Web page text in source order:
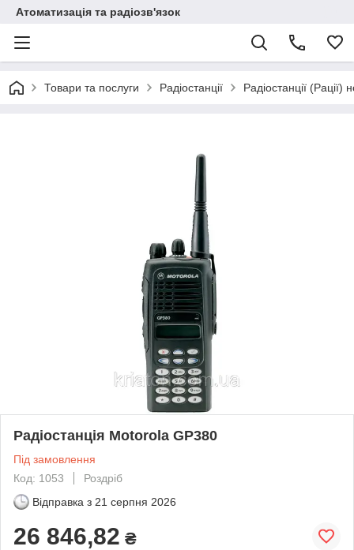
Атоматизація та радіозв'язок
Товари та послуги Радіостанції Радіостанції (Рації)
Радіостанція Motorola GP380
Під замовлення
Код: 1053
Роздріб
Відправка з 21 серпня 2026
26 846,82 ₴